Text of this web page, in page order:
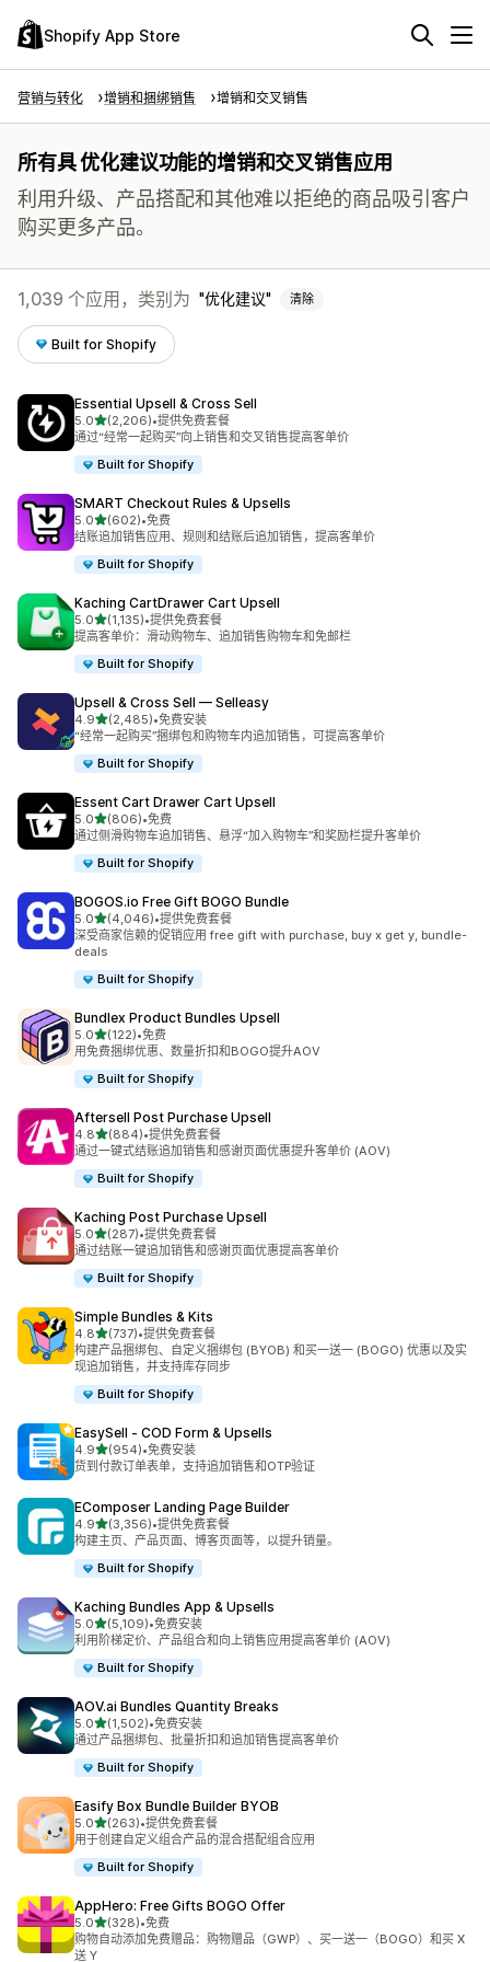
Shopify App Store
营销与转化 增销和捆绑销售 增销和交叉销售
所有具 优化建议功能的增销和交叉销售应用
利用升级、产品搭配和其他难以拒绝的商品吸引客户
购买更多产品。
1,039 个应用，类别为 优化建议 清除
Built for Shopify
Essential Upsell & Cross Sell
5.0星（满分 5 星）
(2,206)
总共 2206 条评论
•提供免费套餐
通过“经常一起购买”向上销售和交叉销售提高客单价
Built for Shopify
SMART Checkout Rules & Upsells
5.0星（满分 5 星）
(602)
总共 602 条评论
•免费
结账追加销售应用、规则和结账后追加销售，提高客单价
Built for Shopify
Kaching CartDrawer Cart Upsell
5.0星（满分 5 星）
(1,135)
总共 1135 条评论
•提供免费套餐
提高客单价：滑动购物车、追加销售购物车和免邮栏
Built for Shopify
Upsell & Cross Sell — Selleasy
4.9星（满分 5 星）
(2,485)
总共 2485 条评论
•免费安装
“经常一起购买”捆绑包和购物车内追加销售，可提高客单价
Built for Shopify
Essent Cart Drawer Cart Upsell
5.0星（满分 5 星）
(806)
总共 806 条评论
•免费
通过侧滑购物车追加销售、悬浮“加入购物车”和奖励栏提升客单价
Built for Shopify
BOGOS.io Free Gift BOGO Bundle
5.0星（满分 5 星）
(4,046)
总共 4046 条评论
•提供免费套餐
深受商家信赖的促销应用 free gift with purchase, buy x get y, bundle-
deals
Built for Shopify
Bundlex Product Bundles Upsell
5.0星（满分 5 星）
(122)
总共 122 条评论
•免费
用免费捆绑优惠、数量折扣和BOGO提升AOV
Built for Shopify
Aftersell Post Purchase Upsell
4.8星（满分 5 星）
(884)
总共 884 条评论
•提供免费套餐
通过一键式结账追加销售和感谢页面优惠提升客单价 (AOV)
Built for Shopify
Kaching Post Purchase Upsell
5.0星（满分 5 星）
(287)
总共 287 条评论
•提供免费套餐
通过结账一键追加销售和感谢页面优惠提高客单价
Built for Shopify
Simple Bundles & Kits
4.8星（满分 5 星）
(737)
总共 737 条评论
•提供免费套餐
构建产品捆绑包、自定义捆绑包 (BYOB) 和买一送一 (BOGO) 优惠以及实
现追加销售，并支持库存同步
Built for Shopify
EasySell ‑ COD Form & Upsells
4.9星（满分 5 星）
(954)
总共 954 条评论
•免费安装
货到付款订单表单，支持追加销售和OTP验证
EComposer Landing Page Builder
4.9星（满分 5 星）
(3,356)
总共 3356 条评论
•提供免费套餐
构建主页、产品页面、博客页面等，以提升销量。
Built for Shopify
Kaching Bundles App & Upsells
5.0星（满分 5 星）
(5,109)
总共 5109 条评论
•免费安装
利用阶梯定价、产品组合和向上销售应用提高客单价 (AOV)
Built for Shopify
AOV.ai Bundles Quantity Breaks
5.0星（满分 5 星）
(1,502)
总共 1502 条评论
•免费安装
通过产品捆绑包、批量折扣和追加销售提高客单价
Built for Shopify
Easify Box Bundle Builder BYOB
5.0星（满分 5 星）
(263)
总共 263 条评论
•提供免费套餐
用于创建自定义组合产品的混合搭配组合应用
Built for Shopify
AppHero: Free Gifts BOGO Offer
5.0星（满分 5 星）
(328)
总共 328 条评论
•免费
购物自动添加免费赠品：购物赠品（GWP）、买一送一（BOGO）和买 X
送 Y